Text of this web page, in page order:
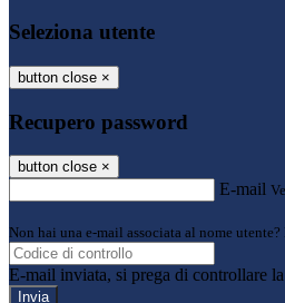
Seleziona utente
button close ×
Recupero password
button close ×
E-mail
Non hai una e-mail associata al nome
E-mail inviata, si prega di controllare